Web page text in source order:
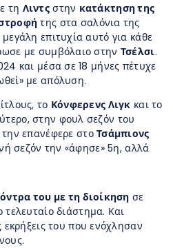
τη Λιντςστην κατάκτηση της
της στα σαλόνια της
μεγάλη επιτυχία αυτό για κάθε
με συμβόλαιο στην Τσέλσι.
και μέσα σε 18 μήνες πέτυχε
με απόλυση.
το Κόνφερενς Λιγκ και το
στην φουλ σεζόν του
την επανέφερε στοΤσάμπιονς
σεζόν την «άφησε» 5η, αλλά
του με τη διοίκηση σε
διάστημα. Και
εκρήξεις του που ενόχλησαν